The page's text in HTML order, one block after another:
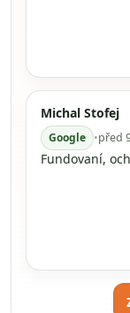
Michal Stofej
Google •před
Fundovaní,